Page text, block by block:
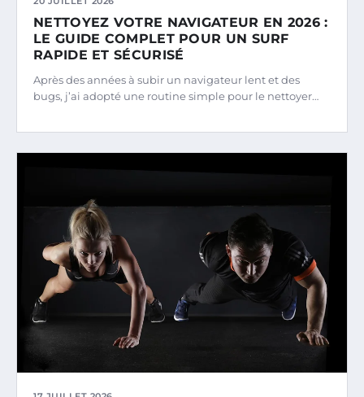
NETTOYEZ VOTRE NAVIGATEUR EN 2026 :
LE GUIDE COMPLET POUR UN SURF
RAPIDE ET SÉCURISÉ
Après des années à subir un navigateur lent et des
bugs, j’ai adopté une routine simple pour le nettoyer…